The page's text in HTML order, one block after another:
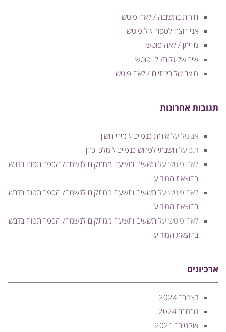
חוזרת בתשובה / לאה פוטש
אני רוצה לספור \ ל.פוטש
מי יתן / לאה פוטש
שיר של גלות/ ל. פוטש
מיצר של בינתיים / לאה פוטש
תגובות אחרונות
אביגיל על אורזת כנפיים \ מירי חשין
ד.כ על חשבתי לפרוש כנפיים \ מלכי כהן
לאה פוטש על תשעים ותשעה ממתקים לנשמה/ הספר תפוח בדבש
בהוצאת המודיע
לאה פוטש על תשעים ותשעה ממתקים לנשמה/ הספר תפוח בדבש
בהוצאת המודיע
לאה פוטש על תשעים ותשעה ממתקים לנשמה/ הספר תפוח בדבש
בהוצאת המודיע
ארכיונים
דצמבר 2024
נובמבר 2024
אוקטובר 2021